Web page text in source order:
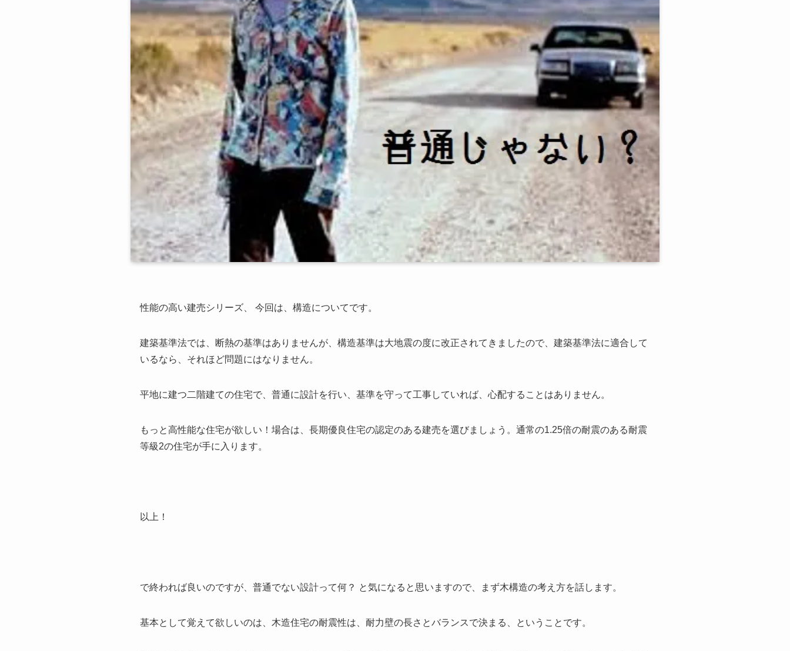
性能の高い建売シリーズ、 今回は、構造についてです。
建築基準法では、断熱の基準はありませんが、構造基準は大地震の度に改正されてきましたので、建築基準法に適合して
いるなら、それほど問題にはなりません。
平地に建つ二階建ての住宅で、普通に設計を行い、基準を守って工事していれば、心配することはありません。
もっと高性能な住宅が欲しい！場合は、長期優良住宅の認定のある建売を選びましょう。通常の1.25倍の耐震のある耐震
等級2の住宅が手に入ります。
以上！
で終われば良いのですが、普通でない設計って何？ と気になると思いますので、まず木構造の考え方を話します。
基本として覚えて欲しいのは、木造住宅の耐震性は、耐力壁の長さとバランスで決まる、ということです。